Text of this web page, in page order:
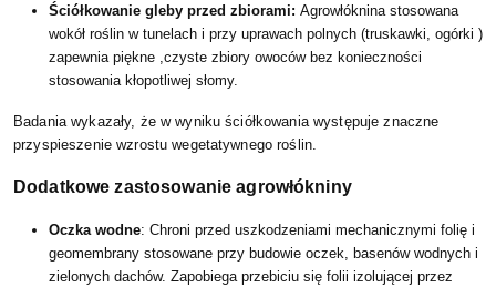
Ściółkowanie gleby przed zbiorami: Agrowłóknina stosowana
wokół roślin w tunelach i przy uprawach polnych (truskawki, ogórki )
zapewnia piękne ,czyste zbiory owoców bez konieczności
stosowania kłopotliwej słomy.
Badania wykazały, że w wyniku ściółkowania występuje znaczne
przyspieszenie wzrostu wegetatywnego roślin.
Dodatkowe zastosowanie agrowłókniny
Oczka wodne: Chroni przed uszkodzeniami mechanicznymi folię i
geomembrany stosowane przy budowie oczek, basenów wodnych i
zielonych dachów. Zapobiega przebiciu się folii izolującej przez